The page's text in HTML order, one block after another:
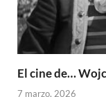
El cine de…
7 marzo, 2026